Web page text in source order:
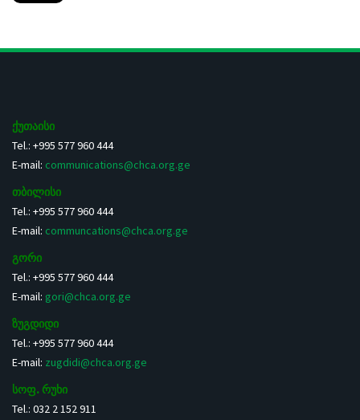
ქუთაისი
Tel.: +995 577 960 444
E-mail: communications@chca.org.ge
თბილისი
Tel.: +995 577 960 444
E-mail: communcations@chca.org.ge
გორი
Tel.: +995 577 960 444
E-mail: gori@chca.org.ge
ზუგდიდი
Tel.: +995 577 960 444
E-mail: zugdidi@chca.org.ge
სოფ. რუხი
Tel.: 032 2 152 911